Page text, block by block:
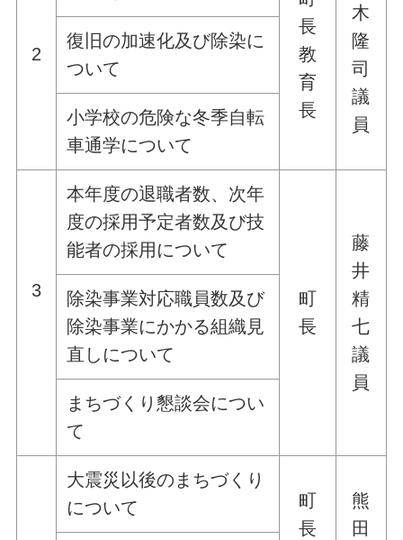
2
長
教
育
長
木
隆
司
議
員
復旧の加速化及び除染に
ついて
小学校の危険な冬季自転
車通学について
3
本年度の退職者数、次年
度の採用予定者数及び技
能者の採用について
町
長
藤
井
精
七
議
員
除染事業対応職員数及び
除染事業にかかる組織見
直しについて
まちづくり懇談会につい
て
大震災以後のまちづくり
について
町
長
熊
田